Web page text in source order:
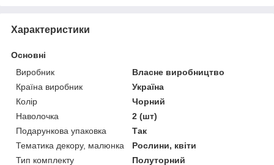
Характеристики
Основні
Виробник
Власне виробництво
Країна виробник
Україна
Колір
Чорний
Наволочка
2 (шт)
Подарункова упаковка
Так
Тематика декору, малюнка
Рослини, квіти
Тип комплекту
Полуторний